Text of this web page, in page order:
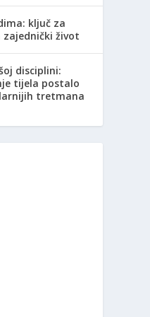
ključ za
život
disciplini:
tijela postalo
tretmana